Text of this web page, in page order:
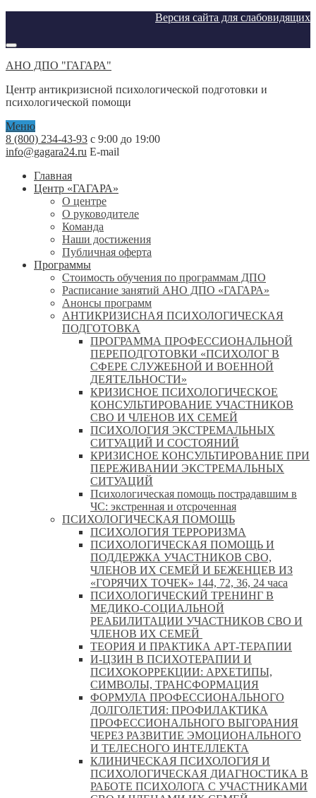
Версия сайта для слабовидящих
АНО ДПО "ГАГАРА"
Центр антикризисной психологической подготовки и
психологической помощи
Меню
8 (800) 234-43-93 с 9:00 до 19:00
info@gagara24.ru E-mail
Главная
Центр «ГАГАРА»
О центре
О руководителе
Команда
Наши достижения
Публичная оферта
Программы
Стоимость обучения по программам ДПО
Расписание занятий АНО ДПО «ГАГАРА»
Анонсы программ
АНТИКРИЗИСНАЯ ПСИХОЛОГИЧЕСКАЯ
ПОДГОТОВКА
ПРОГРАММА ПРОФЕССИОНАЛЬНОЙ
ПЕРЕПОДГОТОВКИ «ПСИХОЛОГ В
СФЕРЕ СЛУЖЕБНОЙ И ВОЕННОЙ
ДЕЯТЕЛЬНОСТИ»
КРИЗИСНОЕ ПСИХОЛОГИЧЕСКОЕ
КОНСУЛЬТИРОВАНИЕ УЧАСТНИКОВ
СВО И ЧЛЕНОВ ИХ СЕМЕЙ
ПСИХОЛОГИЯ ЭКСТРЕМАЛЬНЫХ
СИТУАЦИЙ И СОСТОЯНИЙ
КРИЗИСНОЕ КОНСУЛЬТИРОВАНИЕ ПРИ
ПЕРЕЖИВАНИИ ЭКСТРЕМАЛЬНЫХ
СИТУАЦИЙ
Психологическая помощь пострадавшим в
ЧС: экстренная и отсроченная
ПСИХОЛОГИЧЕСКАЯ ПОМОЩЬ
ПСИХОЛОГИЯ ТЕРРОРИЗМА
ПСИХОЛОГИЧЕСКАЯ ПОМОЩЬ И
ПОДДЕРЖКА УЧАСТНИКОВ СВО,
ЧЛЕНОВ ИХ СЕМЕЙ И БЕЖЕНЦЕВ ИЗ
«ГОРЯЧИХ ТОЧЕК» 144, 72, 36, 24 часа
ПСИХОЛОГИЧЕСКИЙ ТРЕНИНГ В
МЕДИКО-СОЦИАЛЬНОЙ
РЕАБИЛИТАЦИИ УЧАСТНИКОВ СВО И
ЧЛЕНОВ ИХ СЕМЕЙ
ТЕОРИЯ И ПРАКТИКА АРТ-ТЕРАПИИ
И-ЦЗИН В ПСИХОТЕРАПИИ И
ПСИХОКОРРЕКЦИИ: АРХЕТИПЫ,
СИМВОЛЫ, ТРАНСФОРМАЦИЯ
ФОРМУЛА ПРОФЕССИОНАЛЬНОГО
ДОЛГОЛЕТИЯ: ПРОФИЛАКТИКА
ПРОФЕССИОНАЛЬНОГО ВЫГОРАНИЯ
ЧЕРЕЗ РАЗВИТИЕ ЭМОЦИОНАЛЬНОГО
И ТЕЛЕСНОГО ИНТЕЛЛЕКТА
КЛИНИЧЕСКАЯ ПСИХОЛОГИЯ И
ПСИХОЛОГИЧЕСКАЯ ДИАГНОСТИКА В
РАБОТЕ ПСИХОЛОГА С УЧАСТНИКАМИ